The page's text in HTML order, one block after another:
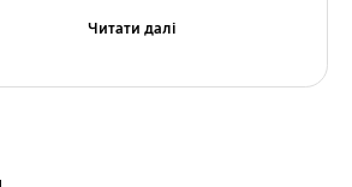
Читати далі